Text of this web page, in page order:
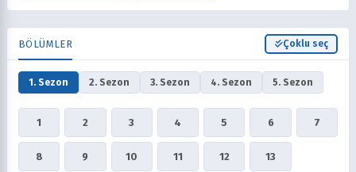
BÖLÜMLER Çoklu seç
1. Sezon 2. Sezon 3. Sezon 4. Sezon 5. Sezon
1 2 3 4 5 6 7
8 9 10 11 12 13